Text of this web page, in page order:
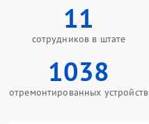
11
сотрудников в штате
1038
отремонтированных устройств